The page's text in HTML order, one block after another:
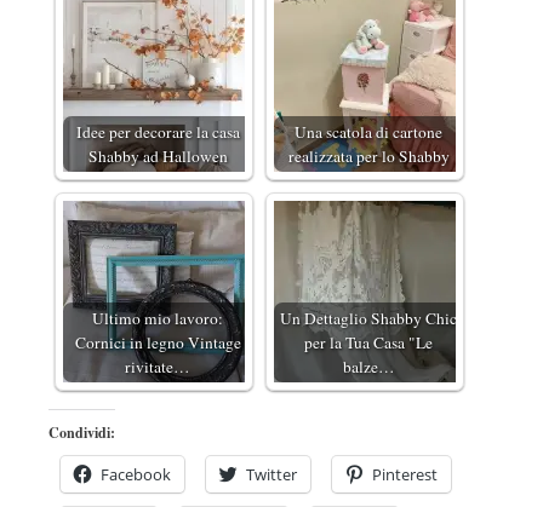
Idee per decorare la casa
Shabby ad Hallowen
Una scatola di cartone
realizzata per lo Shabby
Ultimo mio lavoro:
Cornici in legno Vintage
rivitate…
Un Dettaglio Shabby Chic
per la Tua Casa "Le
balze…
Condividi:
Facebook Twitter Pinterest